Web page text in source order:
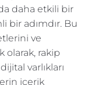
daha etkili bir
bir adımdır. Bu
ve
olarak, rakip
varlıkları
içerik